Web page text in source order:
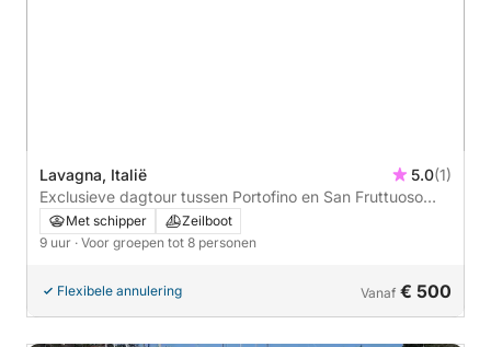
Lavagna, Italië 5.0(1)
Exclusieve dagtour tussen Portofino en San Fruttuoso
met aperitief en wijnproeverij.
Met schipper
Zeilboot
9 uur · Voor groepen tot 8 personen
Flexibele annulering Vanaf € 500